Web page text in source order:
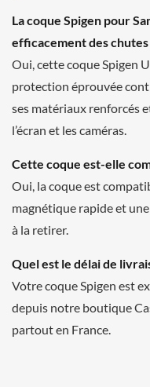
La coque Spigen pour
efficacement des chutes
Oui, cette coque Spigen
protection éprouvée
ses matériaux renforcés
l’écran et les caméras.
Cette coque est-elle
Oui, la coque est
magnétique rapide et
à la retirer.
Quel est le délai de
Votre coque Spigen est
depuis notre boutique
partout en France.